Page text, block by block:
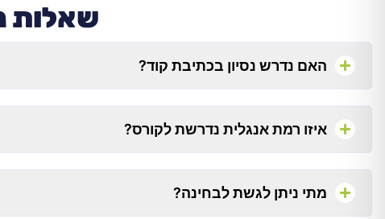
שאלות
האם נדרש נסיון בכתיבת קוד?
איזו רמת אנגלית נדרשת לקורס?
מתי ניתן לגשת לבחינה?